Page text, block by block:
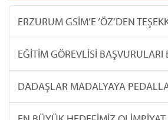
ERZURUM GSİM’E ‘ÖZ’DEN
EĞİTİM GÖREVLİSİ BAŞVURULARI
DADAŞLAR MADALYAYA